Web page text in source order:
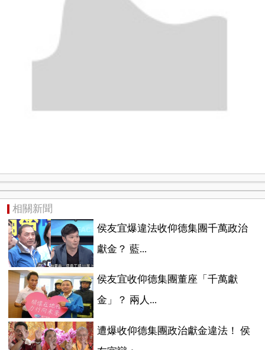
相關新聞
侯友宜爆違法收仰德集團千萬政治
獻金？ 藍...
侯友宜收仰德集團董座「千萬獻
金」？ 兩人...
遭爆收仰德集團政治獻金違法！ 侯